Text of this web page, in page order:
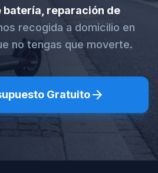
batería, reparación de
recogida a domicilio en
no tengas que moverte.
Gratuitoarrow_forward